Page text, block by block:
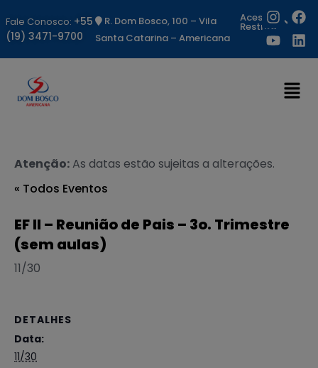
Fale Conosco: +55
(19) 3471-9700
R. Dom Bosco, 100 – Vila
Santa Catarina – Americana
Acesso
Restrito
Atenção:As datas estão sujeitas a alterações.
« Todos Eventos
EF II – Reunião de Pais – 3o. Trimestre
(sem aulas)
11/30
DETALHES
Data:
11/30